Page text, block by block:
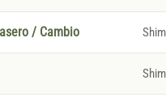
/ Cambio